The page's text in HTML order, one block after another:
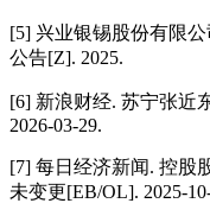
[5] 兴业银锡股份有限
公告[Z]. 2025.
[6] 新浪财经. 苏宁张近
2026-03-29.
[7] 每日经济新闻. 控股
未变更[EB/OL]. 2025-